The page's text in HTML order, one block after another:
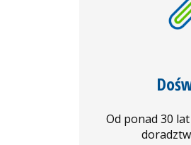
Od ponad 30